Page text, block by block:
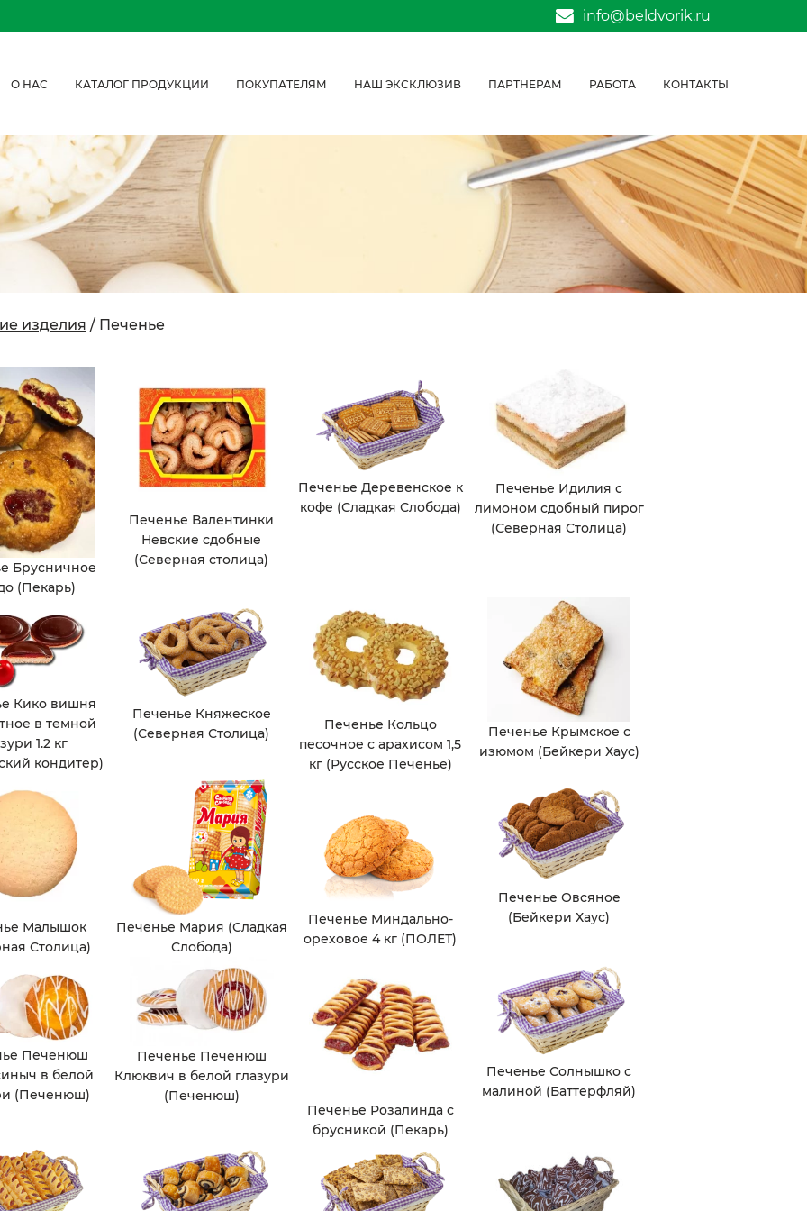
info@beldvorik.ru
О НАС КАТАЛОГ ПРОДУКЦИИ ПОКУПАТЕЛЯМ НАШ ЭКСКЛЮЗИВ ПАРТНЕРАМ РАБОТА КОНТАКТЫ
изделия / Печенье
Брусничное
(Пекарь)
Печенье Валентинки
Невские сдобные
(Северная столица)
Печенье Деревенское к
кофе (Сладкая Слобода)
Печенье Идилия с
лимоном сдобный пирог
(Северная Столица)
Кико вишня
в темной
1.2 кг
кондитер)
Печенье Княжеское
(Северная Столица)
Печенье Кольцо
песочное с арахисом 1,5
кг (Русское Печенье)
Печенье Крымское с
изюмом (Бейкери Хаус)
Малышок
Столица)
Печенье Мария (Сладкая
Слобода)
Печенье Миндально-
ореховое 4 кг (ПОЛЕТ)
Печенье Овсяное
(Бейкери Хаус)
Печенюш
в белой
(Печенюш)
Печенье Печенюш
Клюквич в белой глазури
(Печенюш)
Печенье Розалинда с
брусникой (Пекарь)
Печенье Солнышко с
малиной (Баттерфляй)